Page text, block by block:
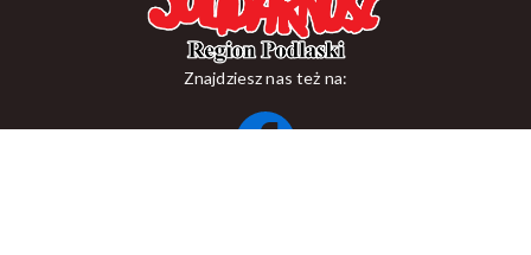
Znajdziesz nas też na: